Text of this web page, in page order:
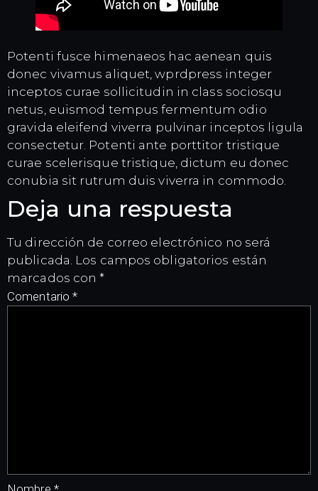
Potenti fusce himenaeos hac aenean quis
donec vivamus aliquet, wprdpress integer
inceptos curae sollicitudin in class sociosqu
netus, euismod tempus fermentum odio
gravida eleifend viverra pulvinar inceptos ligula
consectetur. Potenti ante porttitor tristique
curae scelerisque tristique, dictum eu donec
conubia sit rutrum duis viverra in commodo.
Deja una respuesta
Tu dirección de correo electrónico no será
publicada. Los campos obligatorios están
marcados con*
Comentario*